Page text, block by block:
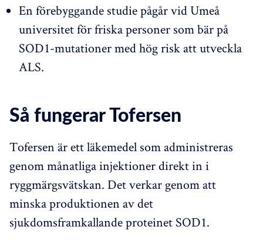
En förebyggande studie pågår vid Umeå
universitet för friska personer som bär på
SOD1-mutationer med hög risk att utveckla
ALS.
Så fungerar Tofersen
Tofersen är ett läkemedel som administreras
genom månatliga injektioner direkt in i
ryggmärgsvätskan. Det verkar genom att
minska produktionen av det
sjukdomsframkallande proteinet SOD1.